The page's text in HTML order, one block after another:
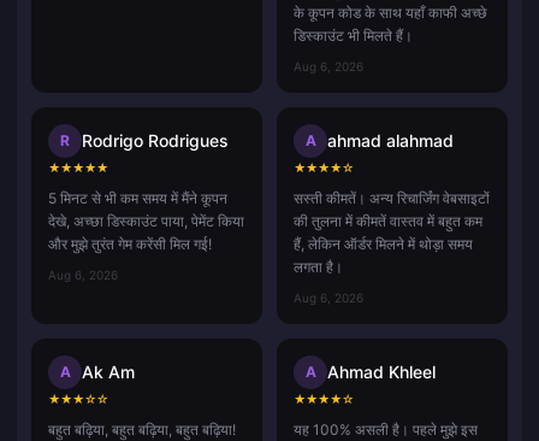
के कूपन कोड के साथ यहाँ काफी अच्छे
डिस्काउंट भी मिलते हैं।
Aug 6, 2026
R Rodrigo Rodrigues
★★★★★
5 मिनट से भी कम समय में मैंने कूपन
देखे, अच्छा डिस्काउंट पाया, पेमेंट किया
और मुझे तुरंत गेम करेंसी मिल गई!
Aug 6, 2026
A ahmad alahmad
★★★★☆
सस्ती कीमतें। अन्य रिचार्जिंग वेबसाइटों
की तुलना में कीमतें वास्तव में बहुत कम
हैं, लेकिन ऑर्डर मिलने में थोड़ा समय
लगता है।
Aug 6, 2026
A Ak Am
★★★☆☆
बहुत बढ़िया, बहुत बढ़िया, बहुत बढ़िया!
A Ahmad Khleel
★★★★☆
यह 100% असली है। पहले मुझे इस